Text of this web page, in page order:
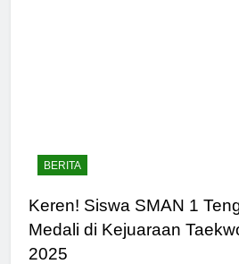
BERITA
Keren! Siswa SMAN 1
Medali di Kejuaraan
2025